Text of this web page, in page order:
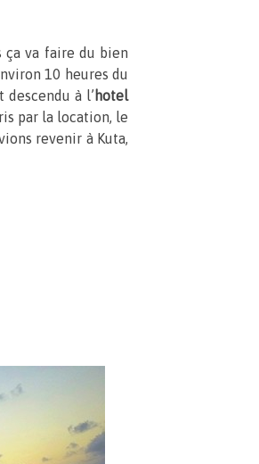
ça va faire du bien
10 heures du
descendu à l’ hotel
par la location, le
revenir à Kuta,